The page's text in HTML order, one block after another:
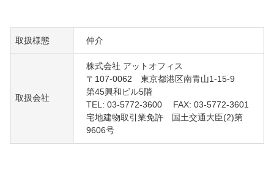
取扱様態 仲介
取扱会社
株式会社 アットオフィス
〒107-0062 東京都港区南青山1-15-9
第45興和ビル5階
TEL: 03-5772-3600 FAX: 03-5772-3601
宅地建物取引業免許 国土交通大臣(2)第
9606号